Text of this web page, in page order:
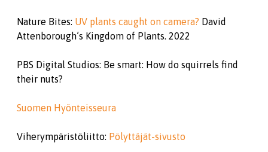
Nature Bites: UV plants caught on camera? David
Attenborough’s Kingdom of Plants. 2022
PBS Digital Studios: Be smart: How do squirrels find
their nuts?
Suomen Hyönteisseura
Viherympäristöliitto: Pölyttäjät-sivusto